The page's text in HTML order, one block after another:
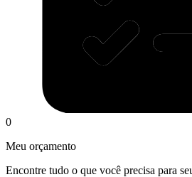
0
Meu orçamento
Encontre tudo o que você precisa para